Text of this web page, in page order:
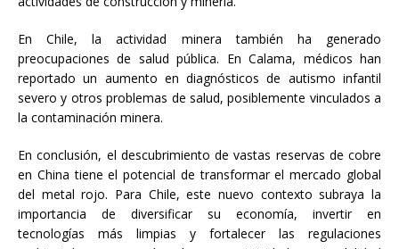
En Chile, la actividad minera también ha generado
preocupaciones de salud pública. En Calama, médicos han
reportado un aumento en diagnósticos de autismo infantil
severo y otros problemas de salud, posiblemente vinculados a
la contaminación minera.
En conclusión, el descubrimiento de vastas reservas de cobre
en China tiene el potencial de transformar el mercado global
del metal rojo. Para Chile, este nuevo contexto subraya la
importancia de diversificar su economía, invertir en
tecnologías más limpias y fortalecer las regulaciones